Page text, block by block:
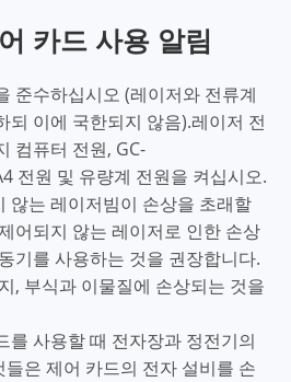
카드 사용 알림
준수하십시오 (레이저와 전류계
되 이에 국한되지 않음).레이저 전
컴퓨터 전원, GC-
전원 및 유량계 전원을 켜십시오.
않는 레이저빔이 손상을 초래할
어되지 않는 레이저로 인한 손상
기를 사용하는 것을 권장합니다.
, 부식과 이물질에 손상되는 것을
를 사용할 때 전자장과 정전기의
은 제어 카드의 전자 설비를 손